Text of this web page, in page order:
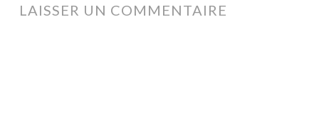
ARTICLES
LAISSER UN COMMENTAIRE